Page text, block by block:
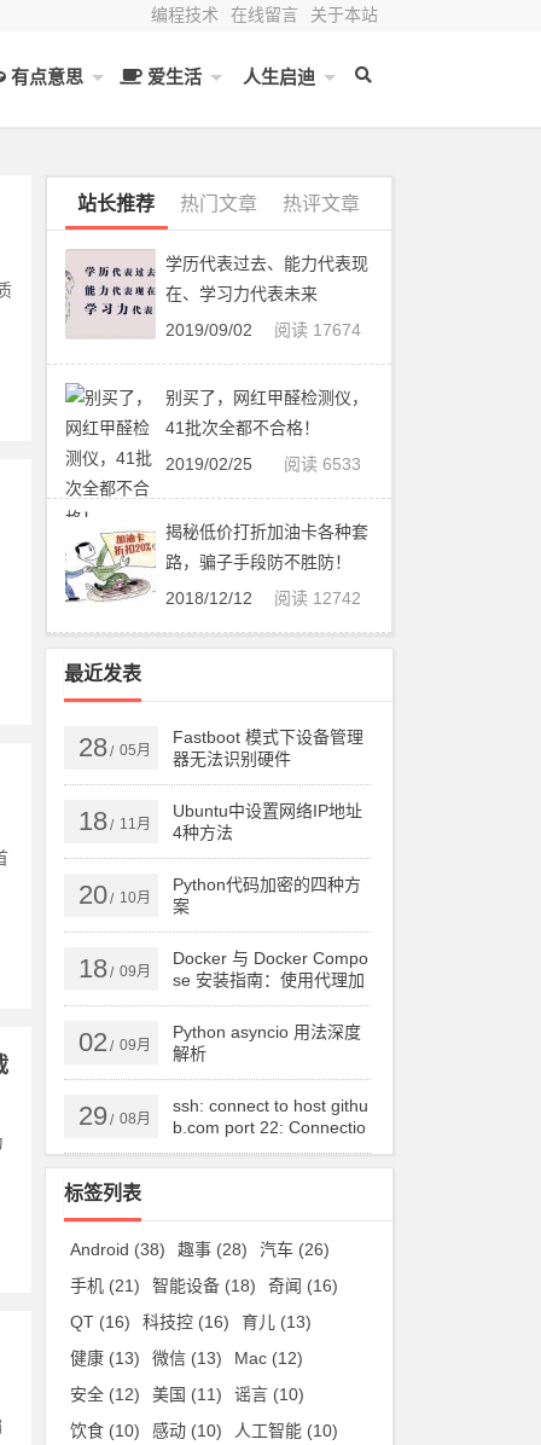
编程技术 在线留言 关于本站
有点意思 爱生活 人生启迪
站长推荐 热门文章 热评文章
学历代表过去、能力代表现
在、学习力代表未来
阅读 17674
2019/09/02
别买了，网红甲醛检测仪，
41批次全都不合格！
阅读 6533
2019/02/25
揭秘低价打折加油卡各种套
路，骗子手段防不胜防！
阅读 12742
2018/12/12
最近发表
28/ 05月
Fastboot 模式下设备管理
器无法识别硬件
18/ 11月
Ubuntu中设置网络IP地址
4种方法
20/ 10月
Python代码加密的四种方
案
18/ 09月
Docker 与 Docker Compo
se 安装指南：使用代理加
速下载
02 / 09月
Python asyncio 用法深度
解析
29/ 08月
ssh: connect to host githu
b.com port 22: Connectio
n timed out
标签列表
Android (38) 趣事 (28) 汽车 (26)
手机 (21) 智能设备 (18) 奇闻 (16)
QT (16) 科技控 (16) 育儿 (13)
健康 (13) 微信 (13) Mac (12)
安全 (12) 美国 (11) 谣言 (10)
饮食 (10) 感动 (10) 人工智能 (10)